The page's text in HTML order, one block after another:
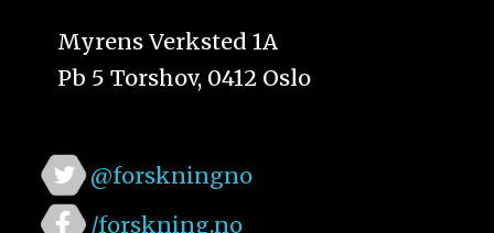
Myrens Verksted 1A
Pb 5 Torshov, 0412 Oslo
@forskningno
/forskning.no